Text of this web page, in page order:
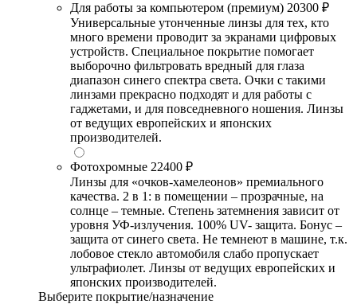
Для работы за компьютером (премиум) 20300 ₽
Универсальные утонченные линзы для тех, кто
много времени проводит за экранами цифровых
устройств. Специальное покрытие помогает
выборочно фильтровать вредный для глаза
диапазон синего спектра света. Очки с такими
линзами прекрасно подходят и для работы с
гаджетами, и для повседневного ношения. Линзы
от ведущих европейских и японских
производителей.
Фотохромные 22400 ₽
Линзы для «очков-хамелеонов» премиального
качества. 2 в 1: в помещении – прозрачные, на
солнце – темные. Степень затемнения зависит от
уровня УФ-излучения. 100% UV- защита. Бонус –
защита от синего света. Не темнеют в машине, т.к.
лобовое стекло автомобиля слабо пропускает
ультрафиолет. Линзы от ведущих европейских и
японских производителей.
Выберите покрытие/назначение